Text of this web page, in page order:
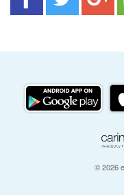
© 2026